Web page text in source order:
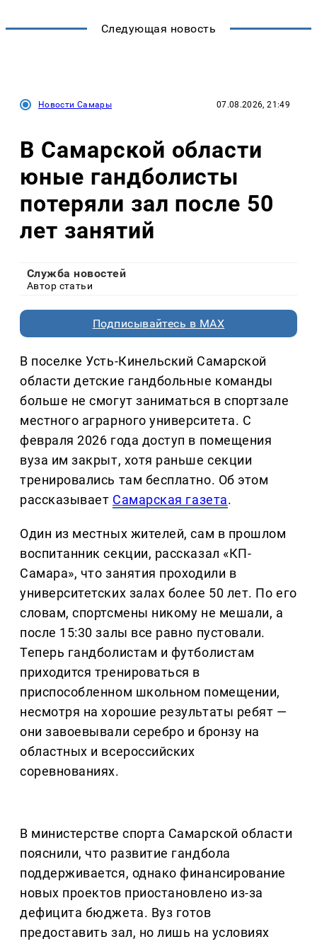
Следующая новость
Новости Самары 07.08.2026, 21:49
В Самарской области
юные гандболисты
потеряли зал после 50
лет занятий
Служба новостей
Автор статьи
Подписывайтесь в MAX
В поселке Усть-Кинельский Самарской
области детские гандбольные команды
больше не смогут заниматься в спортзале
местного аграрного университета. С
февраля 2026 года доступ в помещения
вуза им закрыт, хотя раньше секции
тренировались там бесплатно. Об этом
рассказывает Самарская газета.
Один из местных жителей, сам в прошлом
воспитанник секции, рассказал «КП-
Самара», что занятия проходили в
университетских залах более 50 лет. По его
словам, спортсмены никому не мешали, а
после 15:30 залы все равно пустовали.
Теперь гандболистам и футболистам
приходится тренироваться в
приспособленном школьном помещении,
несмотря на хорошие результаты ребят —
они завоевывали серебро и бронзу на
областных и всероссийских
соревнованиях.
В министерстве спорта Самарской области
пояснили, что развитие гандбола
поддерживается, однако финансирование
новых проектов приостановлено из-за
дефицита бюджета. Вуз готов
предоставить зал, но лишь на условиях